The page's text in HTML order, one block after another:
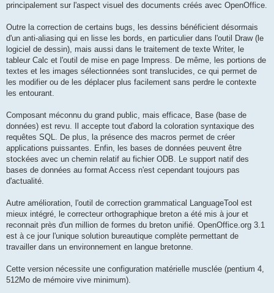
principalement sur l'aspect visuel des documents créés avec OpenOffice.
Outre la correction de certains bugs, les dessins bénéficient désormais
d'un anti-aliasing qui en lisse les bords, en particulier dans l'outil Draw (le
logiciel de dessin), mais aussi dans le traitement de texte Writer, le
tableur Calc et l'outil de mise en page Impress. De même, les portions de
textes et les images sélectionnées sont translucides, ce qui permet de
les modifier ou de les déplacer plus facilement sans perdre le contexte
les entourant.
Composant méconnu du grand public, mais efficace, Base (base de
données) est revu. Il accepte tout d'abord la coloration syntaxique des
requêtes SQL. De plus, la présence des macros permet de créer
applications puissantes. Enfin, les bases de données peuvent être
stockées avec un chemin relatif au fichier ODB. Le support natif des
bases de données au format Access n'est cependant toujours pas
d'actualité.
Autre amélioration, l'outil de correction grammatical LanguageTool est
mieux intégré, le correcteur orthographique breton a été mis à jour et
reconnait près d'un million de formes du breton unifié. OpenOffice.org 3.1
est à ce jour l'unique solution bureautique complète permettant de
travailler dans un environnement en langue bretonne.
Cette version nécessite une configuration matérielle musclée (pentium 4,
512Mo de mémoire vive minimum).